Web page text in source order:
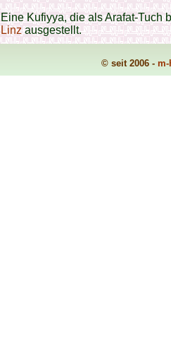
Eine Kufiyya, die als Arafat-Tuch
Linzausgestellt.
© seit 2006 - m-